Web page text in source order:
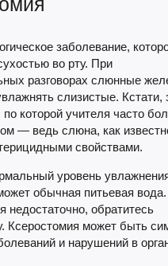
заболевание,
во рту. При
разговорах слюнные
слизистые. Кстати,
которой учителя часто
— ведь слюна, как
свойствами.
уровень
обычная питьевая
недостаточно, обратитесь
Ксеростомия может быть
и нарушений в